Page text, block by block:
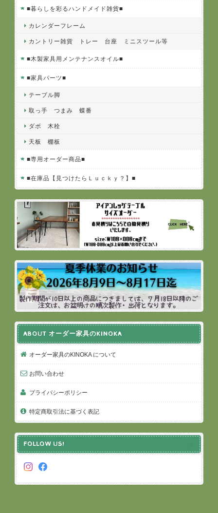
■暮らしを彩るハンドメイド雑貨■
カレンダーフレーム
カントリー雑貨 トレー 台座 ミニスツール等
■木製家具用メンテナンスオイル■
■家具パーツ■
テーブル脚
取っ手 つまみ 蝶番
ダボ 木栓
天板 棚板
■専用オーダー商品■
■在庫品【見つけたらＬｕｃｋｙ？】■
ABOUT オーダー家具のKINOKA
オーダー家具のKINOKA について
お問い合わせ
プライバシーポリシー
特定商取引法に基づく表記
FOLLOW US!